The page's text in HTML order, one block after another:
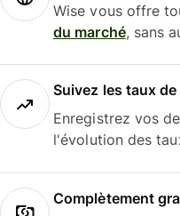
Wise vous offre
du marché, sans
Suivez les taux
Enregistrez vos
l'évolution des
Complètement